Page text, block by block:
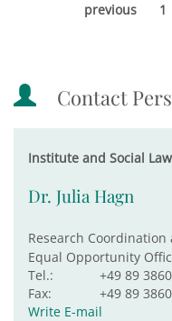
previous 1
Contact
Institute and Social Law
Dr. Julia Hagn
Research
Equal Opportunity
Tel.:
+49 89
Fax:
+49 89
Write E-mail